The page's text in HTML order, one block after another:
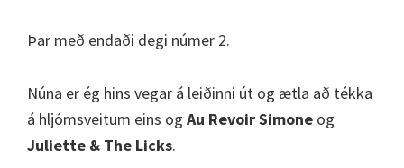
Þar með endaði degi númer 2.
Núna er ég hins vegar á leiðinni út og ætla að tékka
á hljómsveitum eins og Au Revoir Simone og
Juliette & The Licks.